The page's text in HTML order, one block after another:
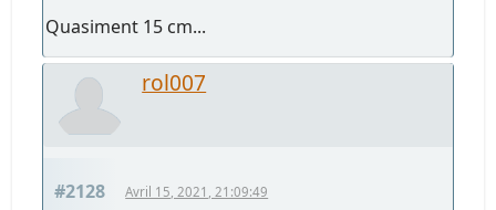
Quasiment 15 cm...
rol007
#2128 Avril 15, 2021, 21:09:49